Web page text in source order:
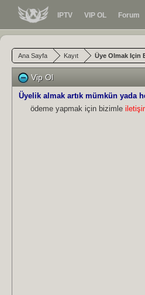
IPTV VIP OL Forum
Ana Sayfa Kayıt Üye Olmak Için
Vip Ol
Üyelik almak artık mümkün yada
ödeme yapmak için bizimle